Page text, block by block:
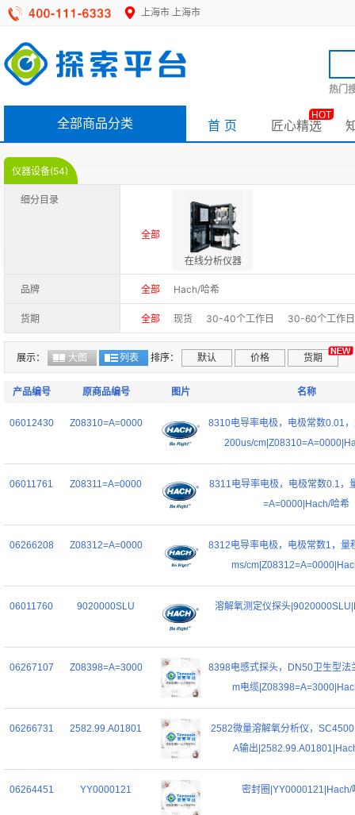
上海市 上海市
热门
全部商品分类 首 页 匠心精选
HOT
仪器设备(54)
细分目录
全部
在线分析仪器
品牌 全部 Hach/哈希
货期 全部 现货 30-40个工作日 30-60个工作日
展示： 大图 列表 排序： 默认 价格 货期
产品编号 原商品编号 图片 名称
06012430 Z08310=A=0000
8310电导率电极，电极常数0.01
200us/
06011761 Z08311=A=0000
8311电导率电极，电极常数0.1，
=A=0000|Hach/哈希
06266208 Z08312=A=0000
8312电导率电极，电极常数1，量
ms/
06011760 9020000SLU 溶解氧测定仪探头
06267107 Z08398=A=3000
8398电感式探头，DN50卫生型法
m电缆
06266731 2582.99.A01801
2582微量溶解氧分析仪，
A输出
06264451 YY0000121 密封圈|YY0000121|Hach/